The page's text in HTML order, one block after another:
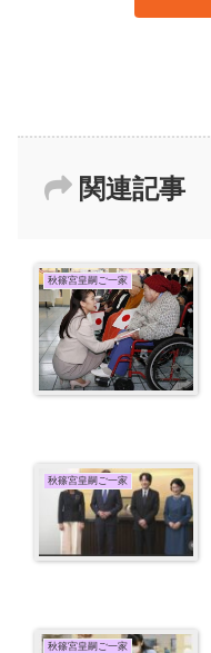
関連記事
秋篠宮皇嗣ご一家
秋篠宮皇嗣ご一家
秋篠宮皇嗣ご一家